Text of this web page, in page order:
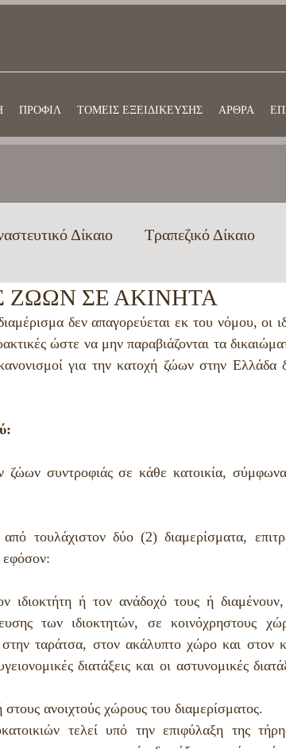
ΠΡΟΦΙΛ ΤΟΜΕΙΣ ΕΞΕΙΔΙΚΕΥΣΗΣ ΑΡΘΡΑ
Δίκαιο Τραπεζικό Δίκαιο
Δίκαιο Τριτοβάθμια εκπαίδευση
ΖΩΩΝ ΣΕ ΑΚΙΝΗΤΑ
δεν απαγορεύεται εκ του νόμου, οι
ώστε να μην παραβιάζονται τα
για την κατοχή ζώων στην Ελλάδα
ζώων συντροφιάς σε κάθε κατοικία,
τουλάχιστον δύο (2) διαμερίσματα,
εφόσον:
ιδιοκτήτη ή τον ανάδοχό τους ή διαμένουν,
των ιδιοκτητών, σε κοινόχρηστους
στην ταράτσα, στον ακάλυπτο χώρο και στον
διατάξεις και οι αστυνομικές
ανοιχτούς χώρους του διαμερίσματος.
τελεί υπό την επιφύλαξη της